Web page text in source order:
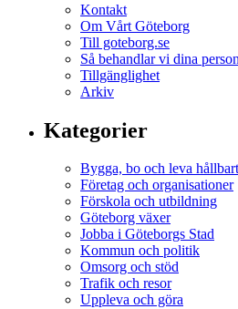
Kontakt
Om Vårt Göteborg
Till goteborg.se
Så behandlar vi dina
Tillgänglighet
Arkiv
Kategorier
Bygga, bo och leva hållbart
Företag och organisationer
Förskola och utbildning
Göteborg växer
Jobba i Göteborgs Stad
Kommun och politik
Omsorg och stöd
Trafik och resor
Uppleva och göra